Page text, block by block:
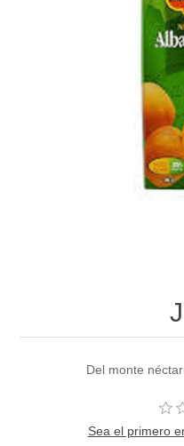
Del monte
Sea el primero